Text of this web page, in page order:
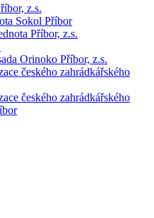
z.s.
Sokol Příbor
Příbor, z.s.
Orinoko Příbor, z.s.
českého zahrádkářského
českého zahrádkářského